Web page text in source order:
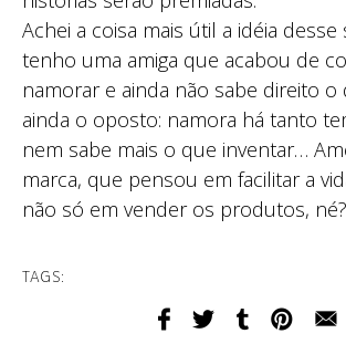
Achei a coisa mais útil a idéia
tenho uma amiga que acabou de
namorar e ainda não sabe direito o
ainda o oposto: namora há tanto
nem sabe mais o que inventar…
marca, que pensou em facilitar a
não só em vender os produtos, né?
TAGS: